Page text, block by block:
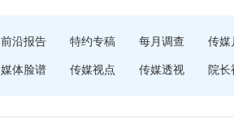
前沿报告 特约专稿 每月调查 传媒
媒体脸谱 传媒视点 传媒透视 院长